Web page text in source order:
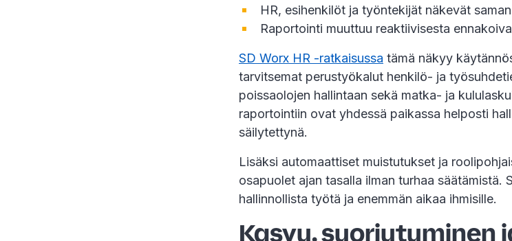
HR, esihenkilöt ja työntekijät näkevät
Raportointi muuttuu reaktiivisesta
SD Worx HR -ratkaisussa tämä näkyy
tarvitsemat perustyökalut henkilö- ja
poissaolojen hallintaan sekä matka- ja
raportointiin ovat yhdessä paikassa helposti
säilytettynä.
Lisäksi automaattiset muistutukset ja
osapuolet ajan tasalla ilman turhaa säätämistä.
hallinnollista työtä ja enemmän aikaa ihmisille.
Kasvu, suoriutuminen